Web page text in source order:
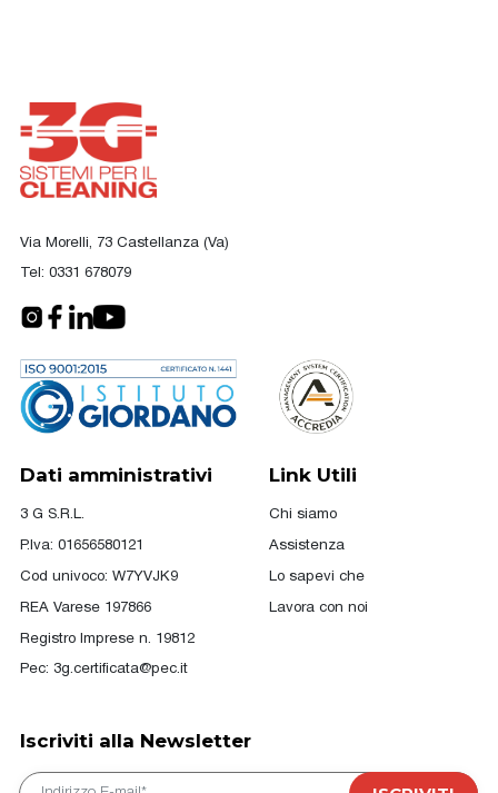
Via Morelli, 73 Castellanza (Va)
Tel: 0331 678079
Dati amministrativi
3 G S.R.L.
P.Iva: 01656580121
Cod univoco: W7YVJK9
REA Varese 197866
Registro Imprese n. 19812
Pec: 3g.certificata@pec.it
Link Utili
Chi siamo
Assistenza
Lo sapevi che
Lavora con noi
Iscriviti alla Newsletter
E-mail